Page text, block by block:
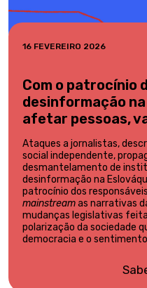
16 FEVEREIRO 2026
Com o patrocínio
desinformação
afetar pessoas,
Ataques a jornalistas,
social independente,
desmantelamento de
desinformação na
patrocínio dos
mainstreamas narrativas
mudanças legislativas
polarização da sociedade
democracia e o